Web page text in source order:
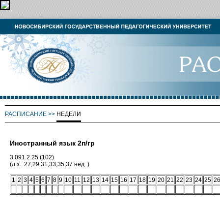
РАСПИСАНИЕ >> НЕДЕЛИ
Иностранный язык 2п/гр
3.091.2.25 (102)
(л.з.: 27,29,31,33,35,37 нед. )
1 2 3 4 5 6 7 8 9 10 11 12 13 14 15 16 17 18 19 20 21 22 23 24 25 26